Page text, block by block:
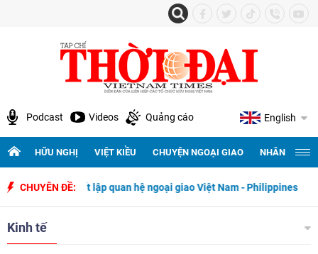
Podcast Videos Quảng cáo English
HỮU NGHỊ VIỆT KIỀU CHUYỆN NGOẠI GIAO NHÂN
CHUYÊN ĐỀ:
thiết lập quan hệ ngoại giao Việt Nam - Philippines 500
Kinh tế